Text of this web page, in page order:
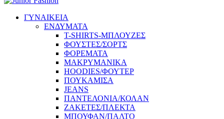
ΓΥΝΑΙΚΕΙΑ
ΕΝΔΥΜΑΤΑ
T-SHIRTS-ΜΠΛΟΥΖΕΣ
ΦΟΥΣΤΕΣ/ΣΟΡΤΣ
ΦΟΡΕΜΑΤΑ
ΜΑΚΡΥΜΑΝΙΚΑ
HOODIES/ΦΟΥΤΕΡ
ΠΟΥΚΑΜΙΣΑ
JEANS
ΠΑΝΤΕΛΟΝΙΑ/ΚΟΛΑΝ
ΖΑΚΕΤΕΣ/ΠΛΕΚΤΑ
ΜΠΟΥΦΑΝ/ΠΑΛΤΟ